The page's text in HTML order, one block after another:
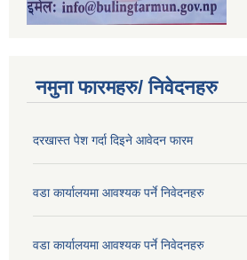
नमुना फारमहरु/ निवेदनहरु
दरखास्त पेश गर्दा दिइने आवेदन फारम
वडा कार्यालयमा आवश्यक पर्ने निवेदनहरु
वडा कार्यालयमा आवश्यक पर्ने निवेदनहरु